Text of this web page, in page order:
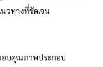
วทางที่ชัดเจน
บคุณภาพประกอบ